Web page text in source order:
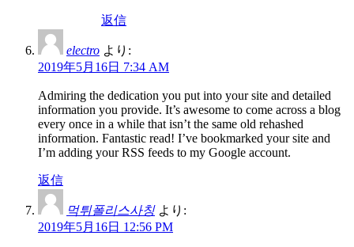
返信
electro より:
2019年5月16日 7:34 AM
Admiring the dedication you put into your site and detailed
information you provide. It’s awesome to come across a blog
every once in a while that isn’t the same old rehashed
information. Fantastic read! I’ve bookmarked your site and
I’m adding your RSS feeds to my Google account.
返信
먹튀폴리스사칭 より:
2019年5月16日 12:56 PM